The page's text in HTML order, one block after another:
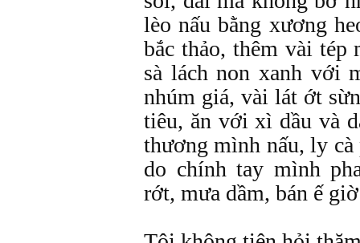
lèo nấu bằng xương
bắc thảo, thêm vài tép
sà lách non xanh với
nhúm giá, vài lát ớt
tiêu, ăn với xì dầu và
thương mình nấu, ly cà
do chính tay mình
rớt, mưa dầm, bán ế